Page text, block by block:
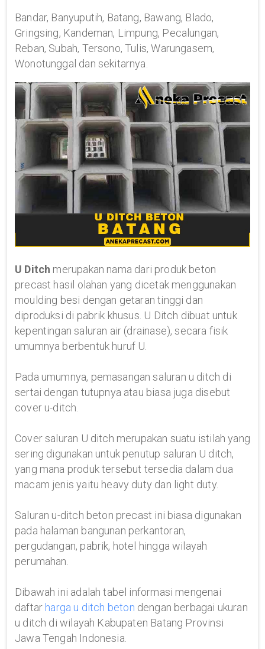
Bandar, Banyuputih, Batang, Bawang, Blado,
Gringsing, Kandeman, Limpung, Pecalungan,
Reban, Subah, Tersono, Tulis, Warungasem,
Wonotunggal dan sekitarnya.
U Ditch merupakan nama dari produk beton
precast hasil olahan yang dicetak menggunakan
moulding besi dengan getaran tinggi dan
diproduksi di pabrik khusus. U Ditch dibuat untuk
kepentingan saluran air (drainase), secara fisik
umumnya berbentuk huruf U.
Pada umumnya, pemasangan saluran u ditch di
sertai dengan tutupnya atau biasa juga disebut
cover u-ditch.
Cover saluran U ditch merupakan suatu istilah yang
sering digunakan untuk penutup saluran U ditch,
yang mana produk tersebut tersedia dalam dua
macam jenis yaitu heavy duty dan light duty.
Saluran u-ditch beton precast ini biasa digunakan
pada halaman bangunan perkantoran,
pergudangan, pabrik, hotel hingga wilayah
perumahan.
Dibawah ini adalah tabel informasi mengenai
daftar harga u ditch beton dengan berbagai ukuran
u ditch di wilayah Kabupaten Batang Provinsi
Jawa Tengah Indonesia.